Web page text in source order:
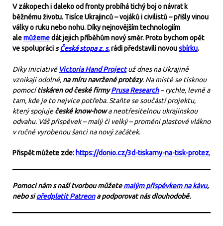
V zákopech i daleko od fronty probíhá tichý boj o návrat k
běžnému životu. Tisíce Ukrajinců – vojáků i civilistů – přišly vinou
války o ruku nebo nohu. Díky nejnovějším technologiím
alemůžemedát jejich příběhům nový směr. Proto bychom opět
ve spolupráci sČeská stopa z. s.rádi představili novousbírku.
Díky iniciativě Victoria Hand Projectuž dnes na Ukrajině
vznikají odolné, na míru navržené protézy. Na místě se tisknou
pomocítiskáren od české firmyPrusa Research– rychle, levně a
tam, kde je to nejvíce potřeba. Staňte se součástí projektu,
který spojuječeské know-howa neotřesitelnou ukrajinskou
odvahu. Váš příspěvek – malý či velký – promění plastové vlákno
v ručně vyrobenou šanci na nový začátek.
Přispět můžete zde: https://donio.cz/3d-tiskarny-na-tisk-protez,
Pomoci nám s naší tvorbou můžetemalým příspěvkem na kávu,
nebo sipředplatit Patreona podporovat nás dlouhodobě.